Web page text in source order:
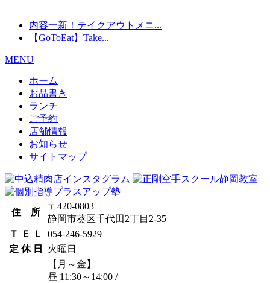
内容一新！テイクアウトメニ...
【GoToEat】Take...
MENU
ホーム
お品書き
ランチ
ご予約
店舗情報
お知らせ
サイトマップ
住 所
〒420-0803
静岡市葵区千代田2丁目2-35
Ｔ Ｅ Ｌ
054-246-5929
定 休 日
火曜日
【月～金】
昼 11:30～14:00 /